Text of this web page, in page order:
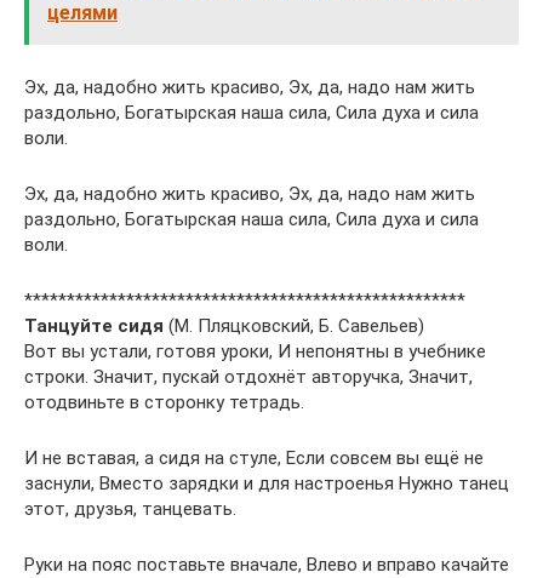
целями
Эх, да, надобно жить красиво, Эх, да, надо нам жить
раздольно, Богатырская наша сила, Сила духа и сила
воли.
Эх, да, надобно жить красиво, Эх, да, надо нам жить
раздольно, Богатырская наша сила, Сила духа и сила
воли.
****************************************************
Танцуйте сидя (М. Пляцковский, Б. Савельев)
Вот вы устали, готовя уроки, И непонятны в учебнике
строки. Значит, пускай отдохнёт авторучка, Значит,
отодвиньте в сторонку тетрадь.
И не вставая, а сидя на стуле, Если совсем вы ещё не
заснули, Вместо зарядки и для настроенья Нужно танец
этот, друзья, танцевать.
Руки на пояс поставьте вначале, Влево и вправо качайте